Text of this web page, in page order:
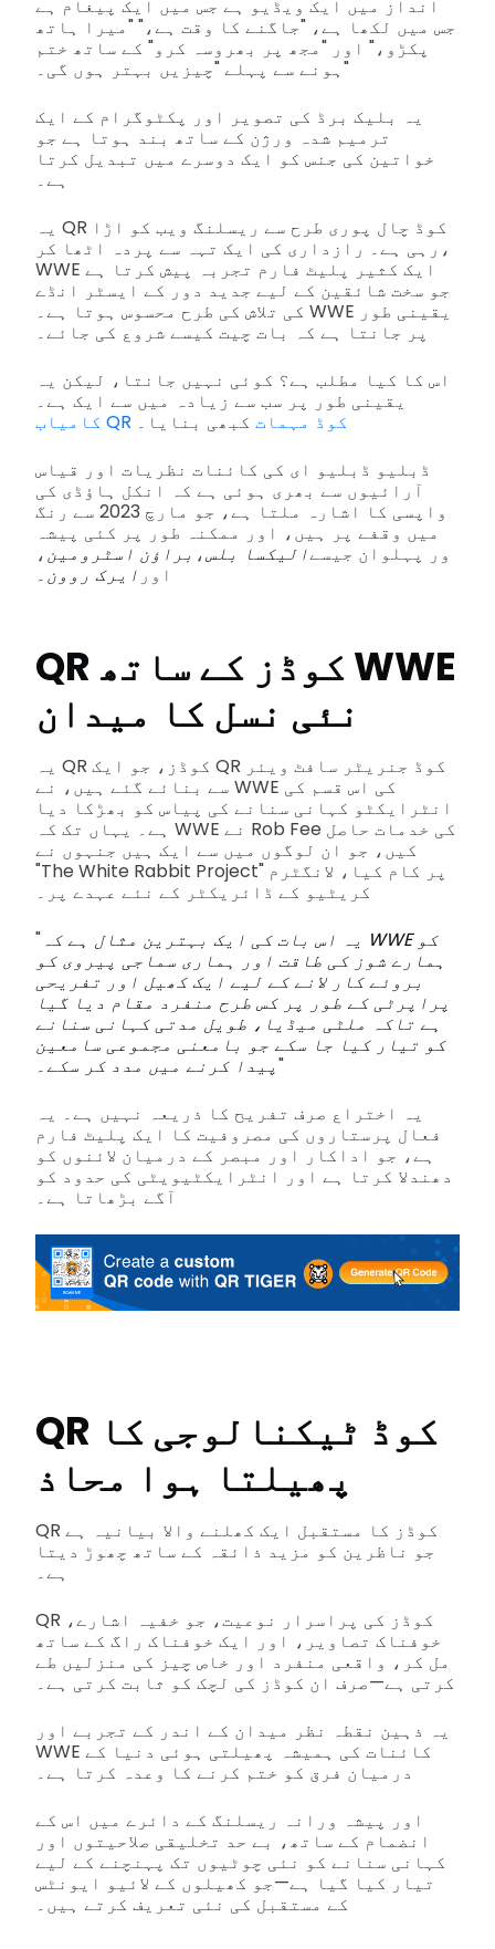
انداز میں ایک ویڈیو ہے جس میں ایک پیغام ہے
جس میں لکھا ہے، "جاگنے کا وقت ہے،" "میرا ہاتھ
پکڑو،" اور "مجھ پر بھروسہ کرو" کے ساتھ ختم
ہونے سے پہلے "چیزیں بہتر ہوں گی۔"
یہ بلیک برڈ کی تصویر اور پکٹوگرام کے ایک
ترمیم شدہ ورژن کے ساتھ بند ہوتا ہے جو
خواتین کی جنس کو ایک دوسرے میں تبدیل کرتا
یہ QR کوڈ چال پوری طرح سے ریسلنگ ویب کو اڑا
رہی ہے۔ رازداری کی ایک تہہ سے پردہ اٹھا کر،
WWE ایک کثیر پلیٹ فارم تجربہ پیش کرتا ہے
جو سخت شائقین کے لیے جدید دور کے ایسٹر انڈے
کی تلاش کی طرح محسوس ہوتا ہے۔ WWE یقینی طور
اس کا کیا مطلب ہے؟ کوئی نہیں جانتا، لیکن یہ
یقینی طور پر سب سے زیادہ میں سے ایک ہے۔
کامیاب QR کوڈ مہمات
ڈبلیو ڈبلیو ای کی کائنات نظریات اور قیاس
آرائیوں سے بھری ہوئی ہے کہ انکل ہاؤڈی کی
واپسی کا اشارہ ملتا ہے، جو مارچ 2023 سے رنگ
میں وقفے پر ہیں، اور ممکنہ طور پر کئی پیشہ
ور پہلوان جیسےالیکسا بلس، براؤن اسٹرومین،
اور ایرک روون۔
QR کوڈز کے ساتھ WWE
نئی نسل کا میدان
یہ QR کوڈز، جو ایک QR کوڈ جنریٹر سافٹ ویئر
سے بنائے گئے ہیں، نے WWE کی اس قسم کی
انٹرایکٹو کہانی سنانے کی پیاس کو بھڑکا دیا
ہے۔ یہاں تک کہ WWE نے Rob Fee کی خدمات حاصل
کیں، جو ان لوگوں میں سے ایک ہیں جنہوں نے
"The White Rabbit Project" پر کام کیا، لانگٹرم
"یہ اس بات کی ایک بہترین مثال ہے کہ WWE کو
ہمارے شوز کی طاقت اور ہماری سماجی پیروی کو
بروئے کار لانے کے لیے ایک کھیل اور تفریحی
پراپرٹی کے طور پر کس طرح منفرد مقام دیا گیا
ہے تاکہ ملٹی میڈیا، طویل مدتی کہانی سنانے
کو تیار کیا جا سکے جو بامعنی مجموعی سامعین
پیدا کرنے میں مدد کر سکے۔"
یہ اختراع صرف تفریح کا ذریعہ نہیں ہے۔ یہ
فعال پرستاروں کی مصروفیت کا ایک پلیٹ فارم
ہے، جو اداکار اور مبصر کے درمیان لائنوں کو
دھندلا کرتا ہے اور انٹرایکٹیویٹی کی حدود کو
آگے بڑھاتا ہے۔
QR کوڈ ٹیکنالوجی کا
پھیلتا ہوا محاذ
QR کوڈز کا مستقبل ایک کھلنے والا بیانیہ ہے
جو ناظرین کو مزید ذائقہ کے ساتھ چھوڑ دیتا
QR کوڈز کی پراسرار نوعیت، جو خفیہ اشارے،
خوفناک تصاویر، اور ایک خوفناک راگ کے ساتھ
مل کر، واقعی منفرد اور خاص چیز کی منزلیں طے
کرتی ہے—صرف ان کوڈز کی لچک کو ثابت کرتی ہے۔
یہ ذہین نقطہ نظر میدان کے اندر کے تجربے اور
WWE کائنات کی ہمیشہ پھیلتی ہوئی دنیا کے
اور پیشہ ورانہ ریسلنگ کے دائرے میں اس کے
انضمام کے ساتھ، بے حد تخلیقی صلاحیتوں اور
کہانی سنانے کو نئی چوٹیوں تک پہنچنے کے لیے
تیار کیا گیا ہے—جو کھیلوں کے لائیو ایونٹس
کے مستقبل کی نئی تعریف کرتے ہیں۔